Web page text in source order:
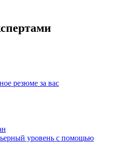
резюме за вас
уровень с помощью